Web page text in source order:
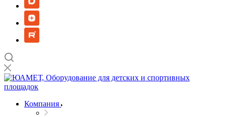
Компания